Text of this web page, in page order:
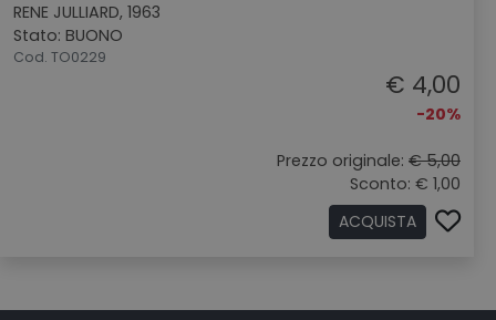
RENE JULLIARD, 1963
Stato: BUONO
Cod. TO0229
€ 4,00
-20%
Prezzo originale: € 5,00
Sconto: € 1,00
ACQUISTA